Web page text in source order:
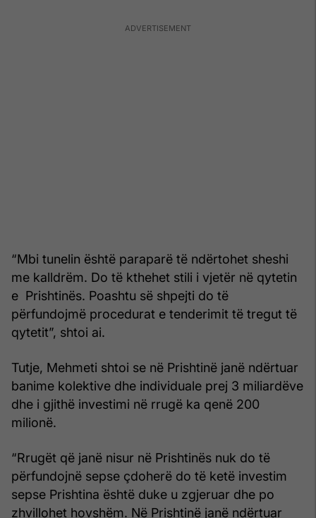
“Mbi tunelin është paraparë të ndërtohet sheshi
me kalldrëm. Do të kthehet stili i vjetër në qytetin
e Prishtinës. Poashtu së shpejti do të
përfundojmë procedurat e tenderimit të tregut të
qytetit”, shtoi ai.
Tutje, Mehmeti shtoi se në Prishtinë janë ndërtuar
banime kolektive dhe individuale prej 3 miliardëve
dhe i gjithë investimi në rrugë ka qenë 200
milionë.
“Rrugët që janë nisur në Prishtinës nuk do të
përfundojnë sepse çdoherë do të ketë investim
sepse Prishtina është duke u zgjeruar dhe po
zhvillohet hovshëm. Në Prishtinë janë ndërtuar